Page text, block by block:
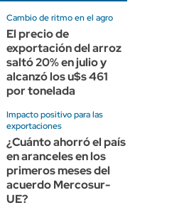
Cambio de ritmo en el agro
El precio de
exportación del arroz
saltó 20% en julio y
alcanzó los u$s 461
por tonelada
Impacto positivo para las
exportaciones
¿Cuánto ahorró el país
en aranceles en los
primeros meses del
acuerdo Mercosur-
UE?